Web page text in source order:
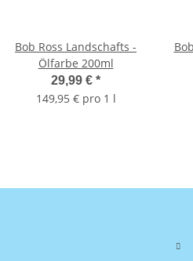
Bob Ross Landschafts -
Ölfarbe 200ml
29,99 € *
149,95 € pro 1 l